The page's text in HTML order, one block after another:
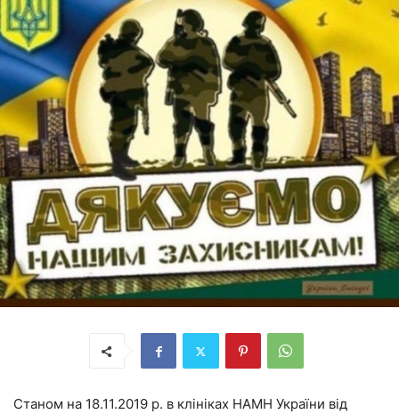
Станом на 18.11.2019 р. в клініках НАМН України від